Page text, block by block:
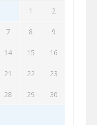
1 2
7 8 9
14 15 16
21 22 23
28 29 30